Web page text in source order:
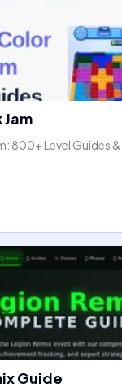
800+ Level Guides
Guide